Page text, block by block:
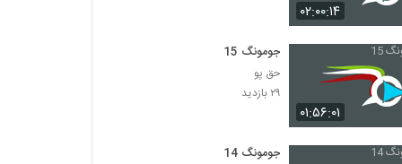
۰۲:۰۰:۱۴
۰۱:۵۶:۰۱
جومونگ 15
حق پو
۲۹ بازدید
جومونگ 14